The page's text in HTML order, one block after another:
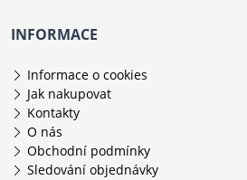
INFORMACE
Informace o cookies
Jak nakupovat
Kontakty
O nás
Obchodní podmínky
Sledování objednávky